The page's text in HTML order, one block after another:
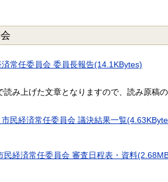
常任委員会 委員長報告(14.1KBytes)
上げた文章となりますので、読み原稿の
民経済常任委員会 議決結果一覧
民経済常任委員会 審査日程表・資料